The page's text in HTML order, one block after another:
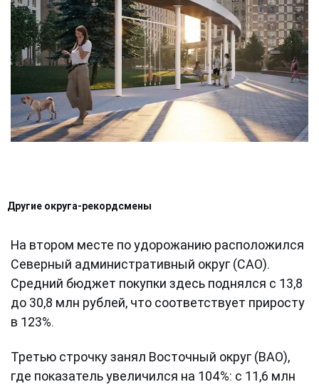
Другие округа-рекордсмены
На втором месте по удорожанию расположился
Северный административный округ (САО).
Средний бюджет покупки здесь поднялся с 13,8
до 30,8 млн рублей, что соответствует приросту
в 123%.
Третью строчку занял Восточный округ (ВАО),
где показатель увеличился на 104%: с 11,6 млн